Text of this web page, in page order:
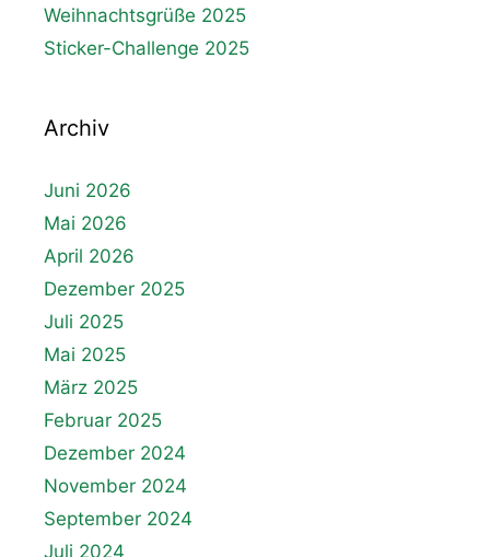
Weihnachtsgrüße 2025
Sticker-Challenge 2025
Archiv
Juni 2026
Mai 2026
April 2026
Dezember 2025
Juli 2025
Mai 2025
März 2025
Februar 2025
Dezember 2024
November 2024
September 2024
Juli 2024